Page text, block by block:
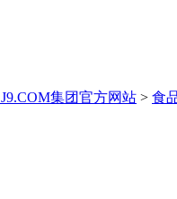
J9.COM集团官方网站 > 食